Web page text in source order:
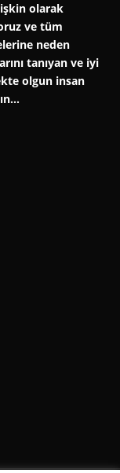
olarak
ve tüm
neden
tanıyan ve iyi
olgun insan